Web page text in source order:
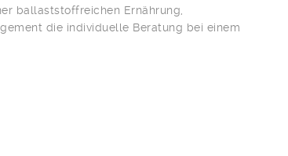
bal­laststoffreichen Ernährung,
die individuelle Beratung bei einem